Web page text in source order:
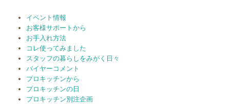
イベント情報
お客様サポートから
お手入れ方法
コレ使ってみました
スタッフの暮らしをみがく日々
バイヤーコメント
プロキッチンから
プロキッチンの日
プロキッチン別注企画